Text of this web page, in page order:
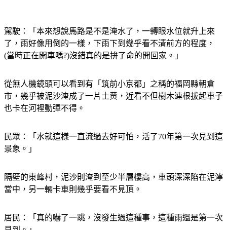
駕駛：「本來想說馬路是不是淹水了，一轉眼水位就升上來
了，雨好像用倒的一樣，下雨下到幾乎看不清前方的程度，
(當時正在開車嗎?)沒錯真的是拚了命的開回家。」
從無人機鏡頭可以看到有「筑前小京都」之稱的福岡縣朝倉
市，幾乎被泥沙淹成了一片土黃，近看不但樹木連根拔起車子
也卡在河裡動彈不得。
民眾：「水就這樣一直流過去好可怕，活了70年第一次見到這
景象。」
隔壁的東峰村，泥沙則淹到至少半層樓高，車頭深深陷在泥濘
當中，另一輛卡車則幾乎要看不見頂。
居民：「真的嚇了一跳，沒發生過這種事，這種雨還是第一次